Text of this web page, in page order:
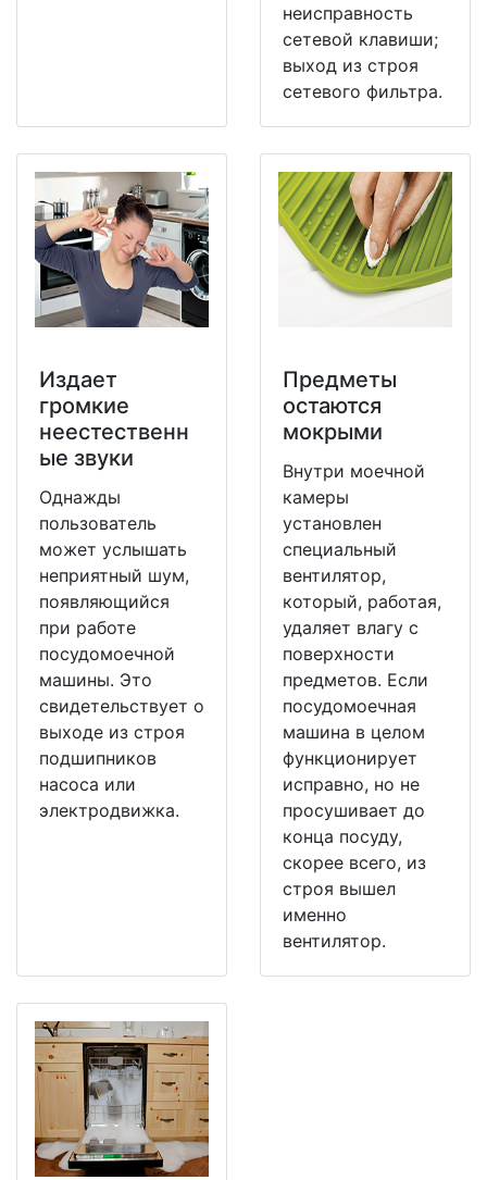
неисправность
сетевой клавиши;
выход из строя
сетевого фильтра.
Издает
громкие
неестественн
ые звуки
Однажды
пользователь
может услышать
неприятный шум,
появляющийся
при работе
посудомоечной
машины. Это
свидетельствует о
выходе из строя
подшипников
насоса или
электродвижка.
Предметы
остаются
мокрыми
Внутри моечной
камеры
установлен
специальный
вентилятор,
который, работая,
удаляет влагу с
поверхности
предметов. Если
посудомоечная
машина в целом
функционирует
исправно, но не
просушивает до
конца посуду,
скорее всего, из
строя вышел
именно
вентилятор.